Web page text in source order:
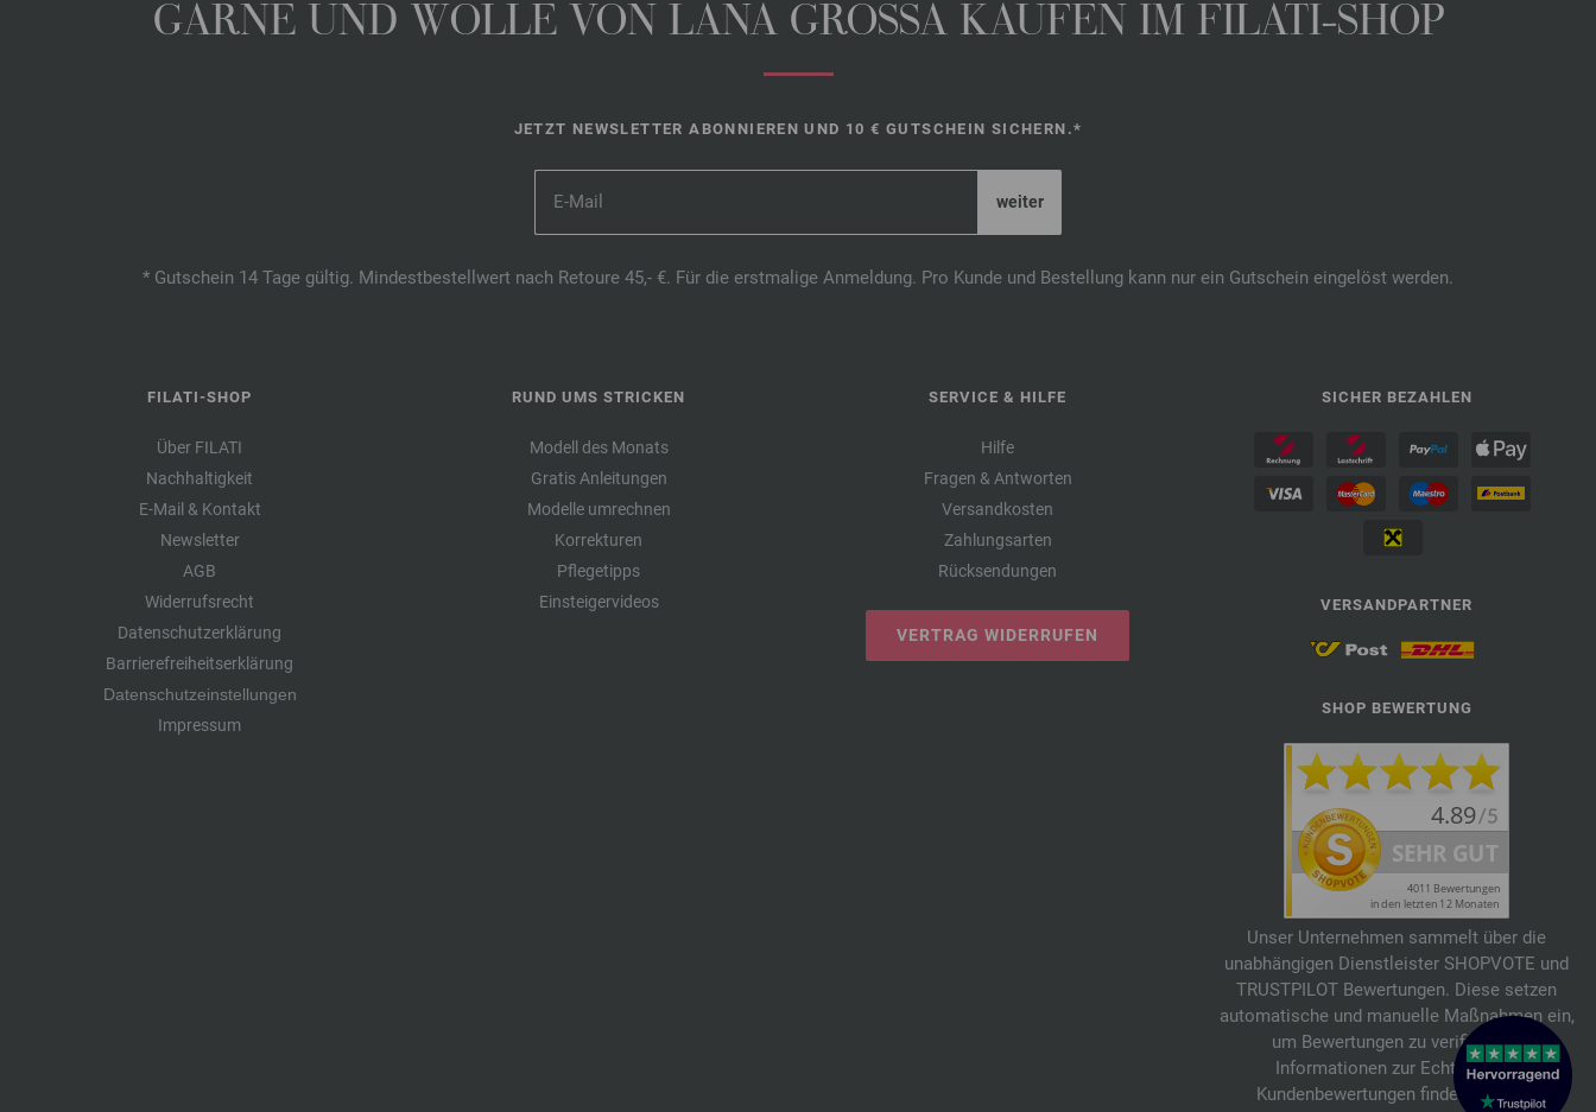
GARNE UND WOLLE VON LANA GROSSA KAUFEN IM FILATI-SHOP
JETZT NEWSLETTER ABONNIEREN UND 10 € GUTSCHEIN SICHERN.*
* Gutschein 14 Tage gültig. Mindestbestellwert nach Retoure 45,- €. Für die erstmalige Anmeldung. Pro Kunde und Bestellung kann nur ein Gutschein eingelöst werden.
FILATI-SHOP
Über FILATI
Nachhaltigkeit
E-Mail & Kontakt
Newsletter
AGB
Widerrufsrecht
Datenschutzerklärung
Barrierefreiheitserklärung
Datenschutzeinstellungen
Impressum
RUND UMS STRICKEN
Modell des Monats
Gratis Anleitungen
Modelle umrechnen
Korrekturen
Pflegetipps
Einsteigervideos
SERVICE & HILFE
Hilfe
Fragen & Antworten
Versandkosten
Zahlungsarten
Rücksendungen
VERTRAG WIDERRUFEN
SICHER BEZAHLEN
VERSANDPARTNER
SHOP BEWERTUNG
Unser Unternehmen sammelt über die
unabhängigen Dienstleister SHOPVOTE und
TRUSTPILOT Bewertungen. Diese setzen
automatische und manuelle Maßnahmen ein,
um Bewertungen zu verifizieren.
Informationen zur Echtheit von
Kundenbewertungen findest du hier: